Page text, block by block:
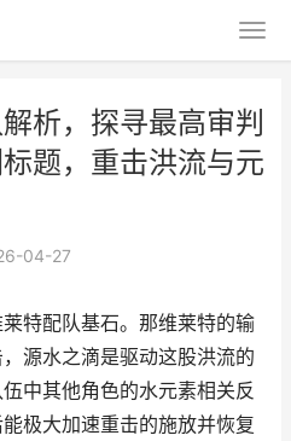
析，探寻最高审判
题，重击洪流与元
04-27
特配队基石。那维莱特的输
源水之滴是驱动这股洪流的
中其他角色的水元素相关反
极大加速重击的施放并恢复